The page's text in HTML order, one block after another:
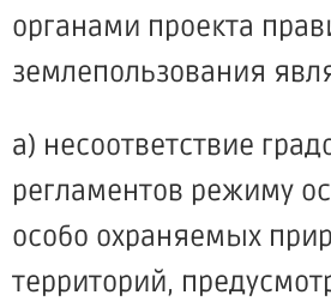
органами проекта
землепользования
а) несоответствие
регламентов режиму
особо охраняемых
территорий,